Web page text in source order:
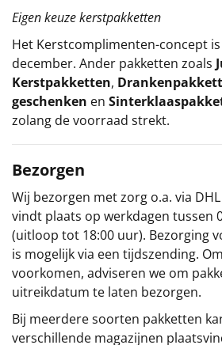
Eigen keuze kerstpakketten
Het Kerstcomplimenten-concept
december. Ander pakketten zoals
Kerstpakketten,
geschenken en
zolang de voorraad strekt.
Bezorgen
Wij bezorgen met zorg o.a. via
vindt plaats op werkdagen tussen
(uitloop tot 18:00 uur). Bezorging
is mogelijk via een tijdszending.
voorkomen, adviseren we om
uitreikdatum te laten bezorgen.
Bij meerdere soorten pakketten
verschillende magazijnen